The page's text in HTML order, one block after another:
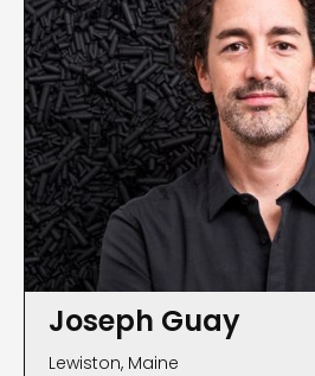
Joseph Guay
Lewiston, Maine